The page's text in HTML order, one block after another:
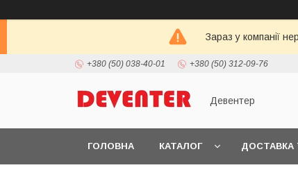
Зараз у компанії
+380 (50) 038-40-01 +380 (50) 312-09-76
Девентер
ГОЛОВНА КАТАЛОГ ДОСТАВКА